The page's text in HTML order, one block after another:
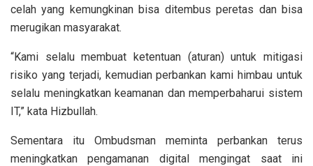
celah yang kemungkinan bisa ditembus peretas dan bisa
merugikan masyarakat.
“Kami selalu membuat ketentuan (aturan) untuk mitigasi
risiko yang terjadi, kemudian perbankan kami himbau untuk
selalu meningkatkan keamanan dan memperbaharui sistem
IT,” kata Hizbullah.
Sementara itu Ombudsman meminta perbankan terus
meningkatkan pengamanan digital mengingat saat ini